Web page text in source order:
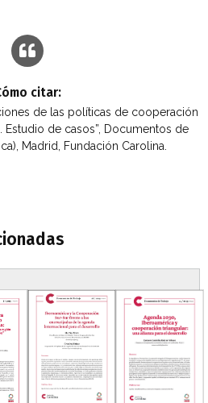
citar:
de las políticas de cooperación
Estudio de casos”, Documentos de
Madrid, Fundación Carolina.